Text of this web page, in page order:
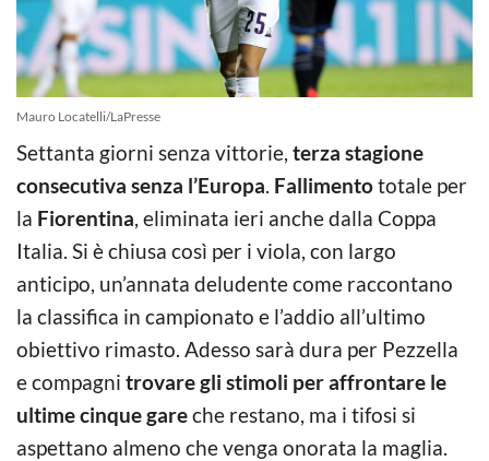
Mauro Locatelli/LaPresse
Settanta giorni senza vittorie, terza stagione
consecutiva senza l’Europa. Fallimentototale per
la Fiorentina, eliminata ieri anche dalla Coppa
Italia. Si è chiusa così per i viola, con largo
anticipo, un’annata deludente come raccontano
la classifica in campionato e l’addio all’ultimo
obiettivo rimasto. Adesso sarà dura per Pezzella
e compagni trovare gli stimoli per affrontare le
ultime cinque gareche restano, ma i tifosi si
aspettano almeno che venga onorata la maglia.